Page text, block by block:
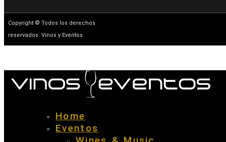
Copyright © Todos los derechos
reservados. Vinos y Eventos
Home
Eventos